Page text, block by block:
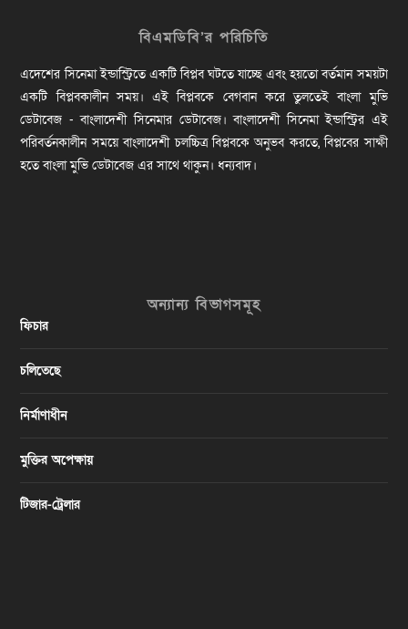
বিএমডিবি’র পরিচিতি
এদেশের সিনেমা ইন্ডাস্ট্রিতে একটি বিপ্লব ঘটতে যাচ্ছে এবং হয়তো বর্তমান সময়টা
একটি বিপ্লবকালীন সময়। এই বিপ্লবকে বেগবান করে তুলতেই বাংলা মুভি
ডেটাবেজ - বাংলাদেশী সিনেমার ডেটাবেজ। বাংলাদেশী সিনেমা ইন্ডাস্ট্রির এই
পরিবর্তনকালীন সময়ে বাংলাদেশী চলচ্চিত্র বিপ্লবকে অনুভব করতে, বিপ্লবের সাক্ষী
হতে বাংলা মুভি ডেটাবেজ এর সাথে থাকুন। ধন্যবাদ।
অন্যান্য বিভাগসমূহ
ফিচার
চলিতেছে
নির্মাণাধীন
মুক্তির অপেক্ষায়
টিজার-ট্রেলার